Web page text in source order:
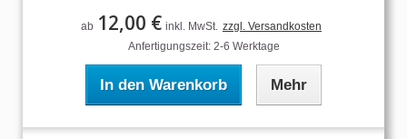
ab 12,00 € inkl. MwSt. zzgl. Versandkosten
Anfertigungszeit: 2-6 Werktage
In den Warenkorb Mehr